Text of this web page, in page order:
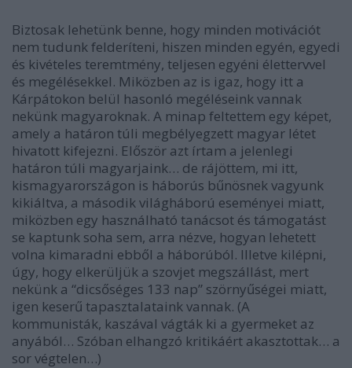
Biztosak lehetünk benne, hogy minden motivációt
nem tudunk felderíteni, hiszen minden egyén, egyedi
és kivételes teremtmény, teljesen egyéni élettervvel
és megélésekkel. Miközben az is igaz, hogy itt a
Kárpátokon belül hasonló megéléseink vannak
nekünk magyaroknak. A minap feltettem egy képet,
amely a határon túli megbélyegzett magyar létet
hivatott kifejezni. Először azt írtam a jelenlegi
határon túli magyarjaink… de rájöttem, mi itt,
kismagyarországon is háborús bűnösnek vagyunk
kikiáltva, a második világháború eseményei miatt,
miközben egy használható tanácsot és támogatást
se kaptunk soha sem, arra nézve, hogyan lehetett
volna kimaradni ebből a háborúból. Illetve kilépni,
úgy, hogy elkerüljük a szovjet megszállást, mert
nekünk a “dicsőséges 133 nap” szörnyűségei miatt,
igen keserű tapasztalataink vannak. (A
kommunisták, kaszával vágták ki a gyermeket az
anyából… Szóban elhangzó kritikáért akasztottak… a
sor végtelen…)